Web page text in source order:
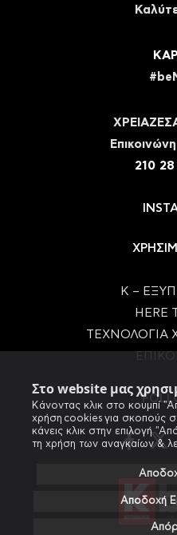
Στο website μας
Κάνοντας κλικ στο κουμπί
χρήση cookies για σκοπούς
κάνεις κλικ στην επιλογή
τη χρήση των αναγκαίων &
Αποδοχή
210
Κ –
HERE
ΤΕΧΝΟΛΟΓΙΑ